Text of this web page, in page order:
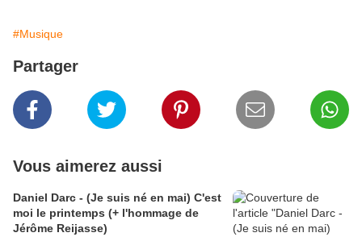
#Musique
Partager
Vous aimerez aussi
Daniel Darc - (Je suis né en mai) C'est
moi le printemps (+ l'hommage de
Jérôme Reijasse)